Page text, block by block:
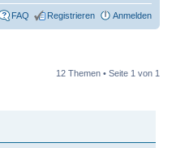
FAQ Registrieren Anmelden
12 Themen • Seite 1 von 1